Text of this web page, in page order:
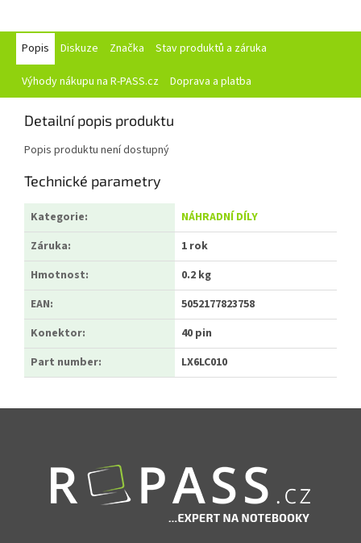
Popis Diskuze Značka Stav produktů a záruka
Výhody nákupu na R-PASS.cz Doprava a platba
Detailní popis produktu
Popis produktu není dostupný
Technické parametry
Kategorie:
NÁHRADNÍ DÍLY
Záruka:
1 rok
Hmotnost:
0.2 kg
EAN:
5052177823758
Konektor:
40 pin
Part number: LX6LC010